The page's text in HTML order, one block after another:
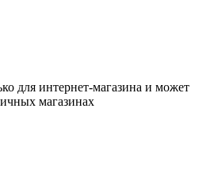
для интернет-магазина и может
магазинах